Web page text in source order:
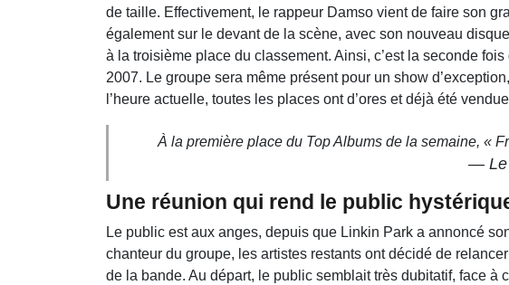
de taille. Effectivement, le rappeur Damso vient de faire son
également sur le devant de la scène, avec son nouveau
à la troisième place du classement. Ainsi, c’est la seconde fois
2007. Le groupe sera même présent pour un show
l’heure actuelle, toutes les places ont d’ores et déjà été
À la première place du Top Albums de la semaine, «
— Le
Une réunion qui rend le public
Le public est aux anges, depuis que Linkin Park a annoncé
chanteur du groupe, les artistes restants ont décidé de
de la bande. Au départ, le public semblait très dubitatif, face